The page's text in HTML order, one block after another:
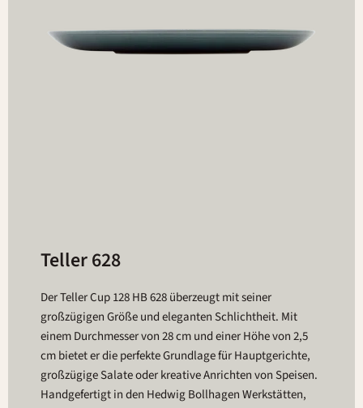
Teller 628
Der Teller Cup 128 HB 628 überzeugt mit seiner
großzügigen Größe und eleganten Schlichtheit. Mit
einem Durchmesser von 28 cm und einer Höhe von 2,5
cm bietet er die perfekte Grundlage für Hauptgerichte,
großzügige Salate oder kreative Anrichten von Speisen.
Handgefertigt in den Hedwig Bollhagen Werkstätten,